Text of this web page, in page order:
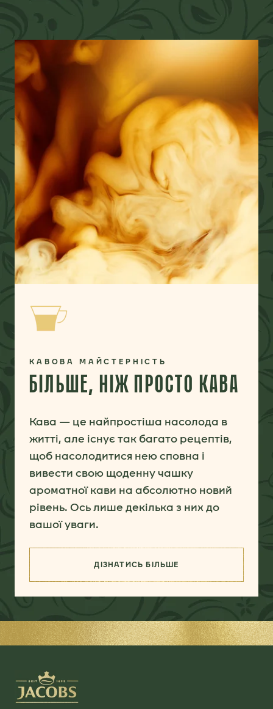
КАВОВА МАЙСТЕРНІСТЬ
БІЛЬШЕ, НІЖ ПРОСТО КАВА
Кава — це найпростіша насолода в
житті, але існує так багато рецептів,
щоб насолодитися нею сповна і
вивести свою щоденну чашку
ароматної кави на абсолютно новий
рівень. Ось лише декілька з них до
вашої уваги.
ДІЗНАТИСЬ БІЛЬШЕ